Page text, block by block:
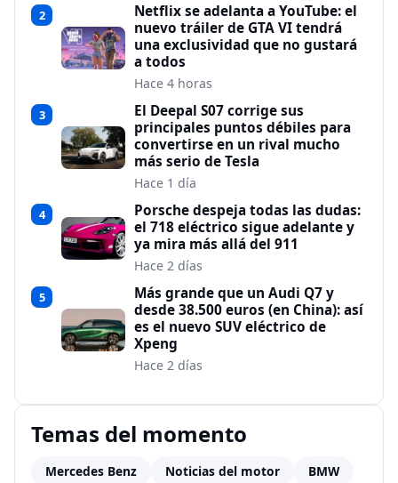
2
Netflix se adelanta a YouTube: el
nuevo tráiler de GTA VI tendrá
una exclusividad que no gustará
a todos
Hace 4 horas
3
El Deepal S07 corrige sus
principales puntos débiles para
convertirse en un rival mucho
más serio de Tesla
Hace 1 día
4
Porsche despeja todas las dudas:
el 718 eléctrico sigue adelante y
ya mira más allá del 911
Hace 2 días
5
Más grande que un Audi Q7 y
desde 38.500 euros (en China): así
es el nuevo SUV eléctrico de
Xpeng
Hace 2 días
Temas del momento
Mercedes Benz Noticias del motor BMW